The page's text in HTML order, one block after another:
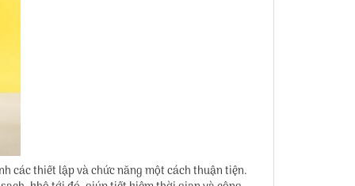
các thiết lập và chức năng một cách thuận tiện.